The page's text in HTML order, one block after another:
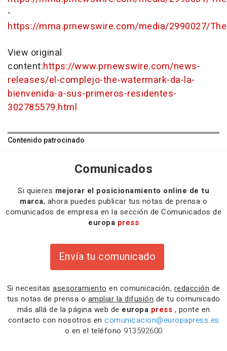
-
https://mma.prnewswire.com/media/2990027/
View original
content:https://www.prnewswire.com/news-
releases/el-complejo-the-watermark-da-la-
bienvenida-a-sus-primeros-residentes-
302785579.html
Contenido patrocinado
Comunicados
Si quieres mejorar el posicionamiento online de tu
marca, ahora puedes publicar tus notas de prensa o
comunicados de empresa en la sección de Comunicados de
europa press
Envía tu comunicado
Si necesitas asesoramiento en comunicación, redacción de
tus notas de prensa o ampliar la difusión de tu comunicado
más allá de la página web de europa press , ponte en
contacto con nosotros en comunicacion@europapress.es
o en el teléfono 913592600